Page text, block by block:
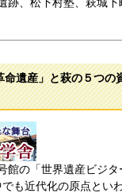
命遺産」と萩の５つの
の「世界遺産ビジタ
も近代化の原点とい